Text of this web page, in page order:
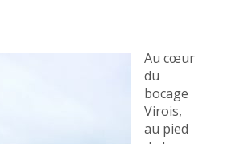
Au cœur
du
bocage
Virois,
au pied